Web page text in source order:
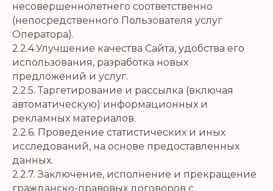
несовершеннолетнего соответственно
(непосредственного Пользователя услуг
Оператора).
2.2.4.Улучшение качества Сайта, удобства его
использования, разработка новых
предложений и услуг.
2.2.5. Таргетирование и рассылка (включая
автоматическую) информационных и
рекламных материалов.
2.2.6. Проведение статистических и иных
исследований, на основе предоставленных
данных.
2.2.7. Заключение, исполнение и прекращение
гражданско-правовых договоров с